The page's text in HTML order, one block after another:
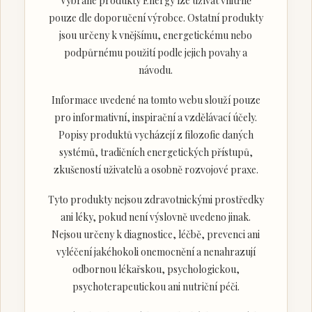
pouze dle doporučení výrobce. Ostatní produkty
jsou určeny k vnějšímu, energetickému nebo
podpůrnému použití podle jejich povahy a
návodu.
Informace uvedené na tomto webu slouží pouze
pro informativní, inspirační a vzdělávací účely.
Popisy produktů vycházejí z filozofie daných
systémů, tradičních energetických přístupů,
zkušeností uživatelů a osobně rozvojové praxe.
Tyto produkty nejsou zdravotnickými prostředky
ani léky, pokud není výslovně uvedeno jinak.
Nejsou určeny k diagnostice, léčbě, prevenci ani
vyléčení jakéhokoli onemocnění a nenahrazují
odbornou lékařskou, psychologickou,
psychoterapeutickou ani nutriční péči.